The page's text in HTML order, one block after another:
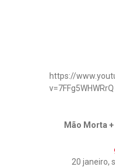
https://
v=7FFg5WHWRrQ
Mão Morta
20 janeiro,